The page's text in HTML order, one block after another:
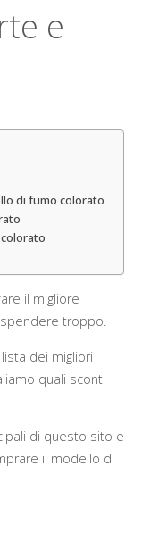
e
di fumo colorato
il migliore
troppo.
dei migliori
quali sconti
di questo sito e
il modello di